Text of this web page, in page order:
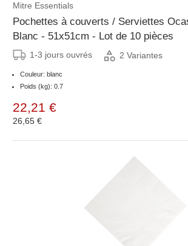
Mitre Essentials
Pochettes à couverts / Serviettes
Blanc - 51x51cm - Lot de 10 pièces
1-3 jours ouvrés 2 Variantes
Couleur: blanc
Poids (kg): 0.7
22,21 €
26,65 €